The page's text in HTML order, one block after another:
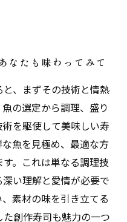
なたも味わってみて
、まずその技術と情熱
の選定から調理、盛り
を駆使して美味しい寿
魚を見極め、最適な方
。これは単なる調理技
い理解と愛情が必要で
素材の味を引き立てる
創作寿司も魅力の一つ